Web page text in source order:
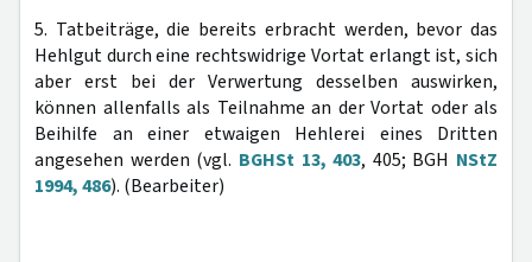
5. Tatbeiträge, die bereits erbracht werden, bevor das
Hehlgut durch eine rechtswidrige Vortat erlangt ist, sich
aber erst bei der Verwertung desselben auswirken,
können allenfalls als Teilnahme an der Vortat oder als
Beihilfe an einer etwaigen Hehlerei eines Dritten
angesehen werden (vgl. BGHSt 13, 403, 405; BGH NStZ
1994, 486). (Bearbeiter)